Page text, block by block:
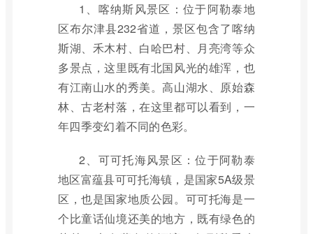
1、喀纳斯风景区：位于阿勒泰地
区布尔津县232省道，景区包含了喀纳
斯湖、禾木村、白哈巴村、月亮湾等众
多景点，这里既有北国风光的雄浑，也
有江南山水的秀美。高山湖水、原始森
林、古老村落，在这里都可以看到，一
年四季变幻着不同的色彩。
2、可可托海风景区：位于阿勒泰
地区富蕴县可可托海镇，是国家5A级景
区，也是国家地质公园。可可托海是一
个比童话仙境还美的地方，既有绿色的